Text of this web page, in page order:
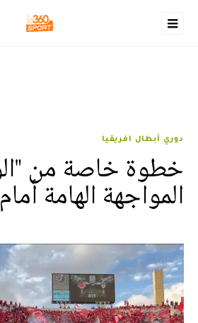
دوري أبطال افريقيا
خطوة خاصة من
المواجهة الهامة